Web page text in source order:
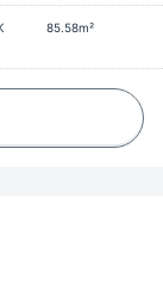
85.58m²